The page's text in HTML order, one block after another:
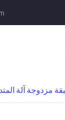
مزدوجة آلة